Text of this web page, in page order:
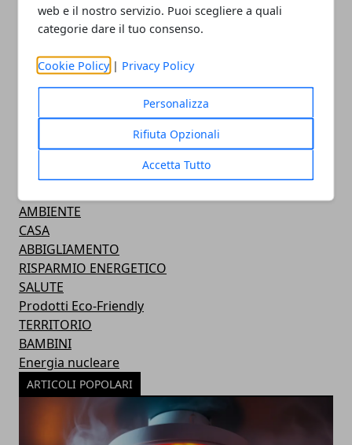
web e il nostro servizio. Puoi scegliere a quali
categorie dare il tuo consenso.
Cookie Policy | Privacy Policy
Personalizza
Rifiuta Opzionali
Accetta Tutto
ARTICOLI CORRELATI
CATEGORIE
AMBIENTE
CASA
ABBIGLIAMENTO
RISPARMIO ENERGETICO
SALUTE
Prodotti Eco-Friendly
TERRITORIO
BAMBINI
Energia nucleare
ARTICOLI POPOLARI